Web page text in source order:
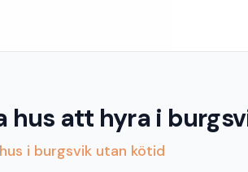
hus att hyra i
i burgsvik utan kötid